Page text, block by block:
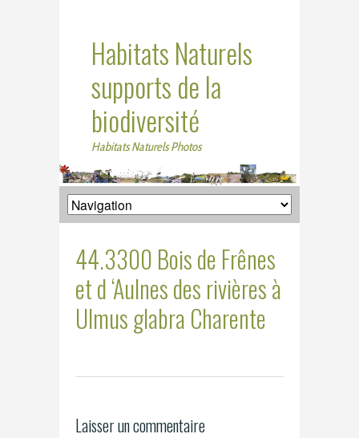
Habitats Naturels
supports de la
biodiversité
Habitats Naturels Photos
44.3300 Bois de Frênes
et d ‘Aulnes des rivières à
Ulmus glabra Charente
Laisser un commentaire